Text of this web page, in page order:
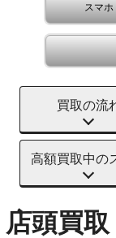
スマ
買取の流
高額買取中の
店頭買